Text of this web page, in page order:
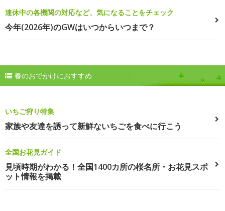
連休中の各機関の対応など、気になることをチェック
今年(2026年)のGWはいつからいつまで？
春のおでかけにおすすめ
いちご狩り特集
家族や友達を誘って新鮮ないちごを食べに行こう
全国お花見ガイド
見頃時期がわかる！全国1400カ所の桜名所・お花見スポ
ット情報を掲載